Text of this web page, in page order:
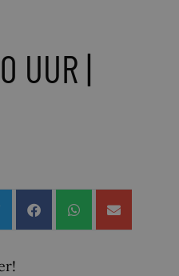
UUR |